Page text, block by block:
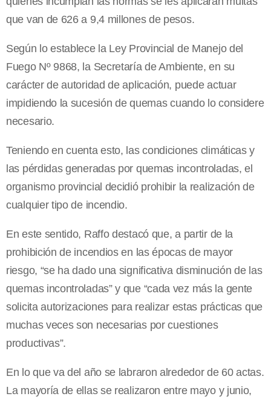
que van de 626 a 9,4 millones de pesos.
Según lo establece la Ley Provincial de Manejo del
Fuego Nº 9868, la Secretaría de Ambiente, en su
carácter de autoridad de aplicación, puede actuar
impidiendo la sucesión de quemas cuando lo considere
necesario.
Teniendo en cuenta esto, las condiciones climáticas y
las pérdidas generadas por quemas incontroladas, el
organismo provincial decidió prohibir la realización de
cualquier tipo de incendio.
En este sentido, Raffo destacó que, a partir de la
prohibición de incendios en las épocas de mayor
riesgo, “se ha dado una significativa disminución de las
quemas incontroladas” y que “cada vez más la gente
solicita autorizaciones para realizar estas prácticas que
muchas veces son necesarias por cuestiones
productivas”.
En lo que va del año se labraron alrededor de 60 actas.
La mayoría de ellas se realizaron entre mayo y junio,